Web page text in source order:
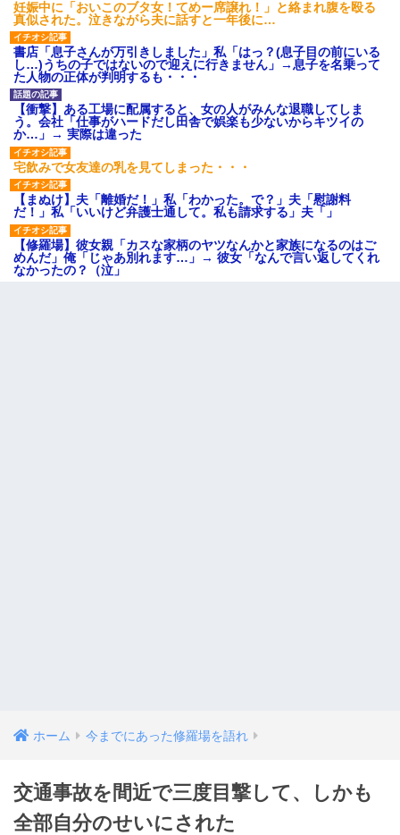
妊娠中に「おいこのブタ女！てめー席譲れ！」と絡まれ腹を殴る
真似された。泣きながら夫に話すと一年後に…
書店「息子さんが万引きしました」私「はっ？(息子目の前にいる
し…)うちの子ではないので迎えに行きません」→息子を名乗って
た人物の正体が判明するも・・・
【衝撃】ある工場に配属すると、女の人がみんな退職してしま
う。会社「仕事がハードだし田舎で娯楽も少ないからキツイの
か…」→ 実際は違った
宅飲みで女友達の乳を見てしまった・・・
【まぬけ】夫「離婚だ！」私「わかった。で？」夫「慰謝料
だ！」私「いいけど弁護士通して。私も請求する」夫「」
【修羅場】彼女親「カスな家柄のヤツなんかと家族になるのはご
めんだ」俺「じゃあ別れます…」→ 彼女「なんで言い返してくれ
なかったの？（泣」
ホーム 今までにあった修羅場を語れ
交通事故を間近で三度目撃して、しかも
全部自分のせいにされた